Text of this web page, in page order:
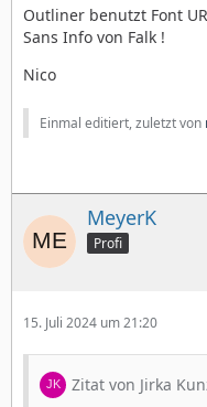
Outliner benutzt Font
Sans Info von Falk !
Nico
Einmal editiert, zuletzt von
MeyerK
Profi
15. Juli 2024 um 21:20
Zitat von Jirka